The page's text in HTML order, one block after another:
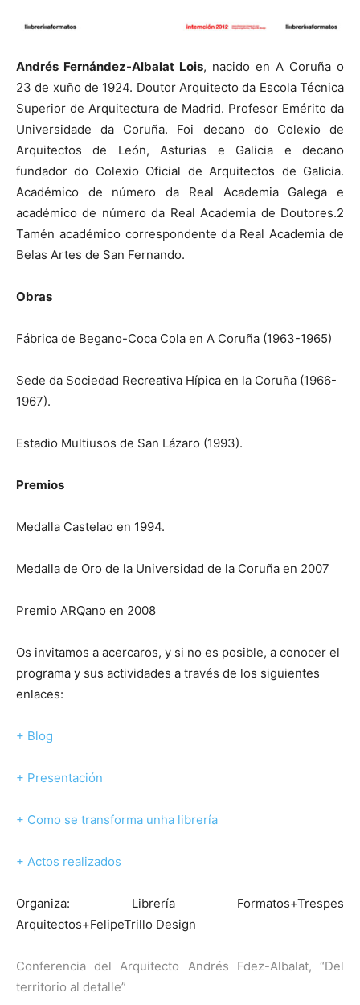
Andrés Fernández-Albalat Lois, nacido en A Coruña o
23 de xuño de 1924. Doutor Arquitecto da Escola Técnica
Superior de Arquitectura de Madrid. Profesor Emérito da
Universidade da Coruña. Foi decano do Colexio de
Arquitectos de León, Asturias e Galicia e decano
fundador do Colexio Oficial de Arquitectos de Galicia.
Académico de número da Real Academia Galega e
académico de número da Real Academia de Doutores.2
Tamén académico correspondente da Real Academia de
Belas Artes de San Fernando.
Obras
Fábrica de Begano-Coca Cola en A Coruña (1963-1965)
Sede da Sociedad Recreativa Hípica en la Coruña (1966-
1967).
Estadio Multiusos de San Lázaro (1993).
Premios
Medalla Castelao en 1994.
Medalla de Oro de la Universidad de la Coruña en 2007
Premio ARQano en 2008
Os invitamos a acercaros, y si no es posible, a conocer el
programa y sus actividades a través de los siguientes
enlaces:
+ Blog
+ Presentación
+ Como se transforma unha librería
+ Actos realizados
Organiza: Librería Formatos+Trespes
Arquitectos+FelipeTrillo Design
Conferencia del Arquitecto Andrés Fdez-Albalat, “Del
territorio al detalle”